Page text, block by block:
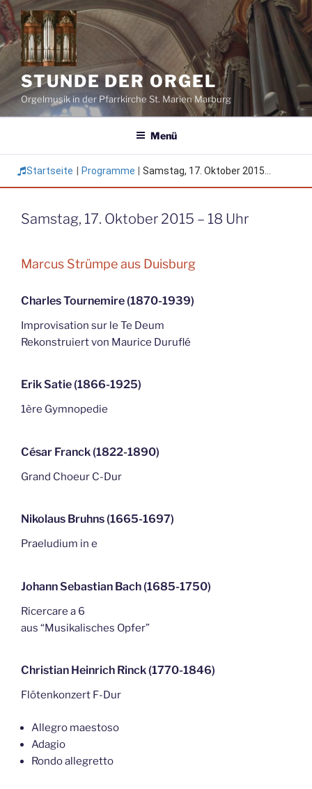
Zum
Inhalt
springen
STUNDE DER ORGEL
Orgelmusik in der Pfarrkirche St. Marien Marburg
Menü
Startseite Programme Samstag, 17. Oktober 2015...
Samstag, 17. Oktober 2015 – 18 Uhr
Marcus Strümpe aus Duisburg
Charles Tournemire (1870-1939)
Improvisation sur le Te Deum
Rekonstruiert von Maurice Duruflé
Erik Satie (1866-1925)
1ère Gymnopedie
César Franck (1822-1890)
Grand Choeur C-Dur
Nikolaus Bruhns (1665-1697)
Praeludium in e
Johann Sebastian Bach (1685-1750)
Ricercare a 6
aus “Musikalisches Opfer”
Christian Heinrich Rinck (1770-1846)
Flötenkonzert F-Dur
Allegro maestoso
Adagio
Rondo allegretto